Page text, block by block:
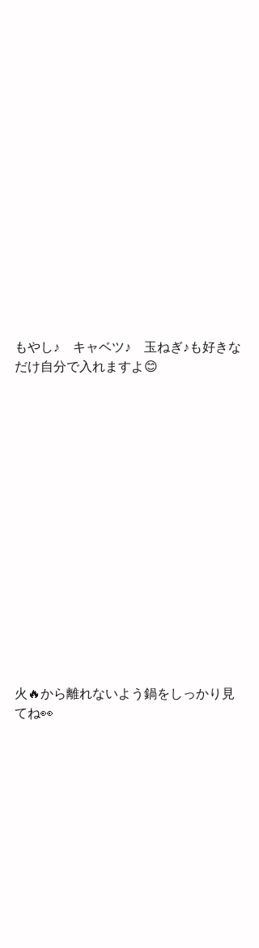
もやし♪　キャベツ♪　玉ねぎ♪も好きな
だけ自分で入れますよ😊
火🔥から離れないよう鍋をしっかり見
てね👀